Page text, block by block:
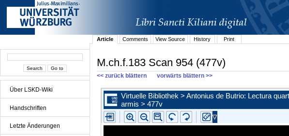
Über LSKD-Wiki
Handschriften
Letzte Änderungen
Article
Comments View Source History Print
M.ch.f.183 Scan 954 (477v)
<< zurück blättern vorwärts blättern >>